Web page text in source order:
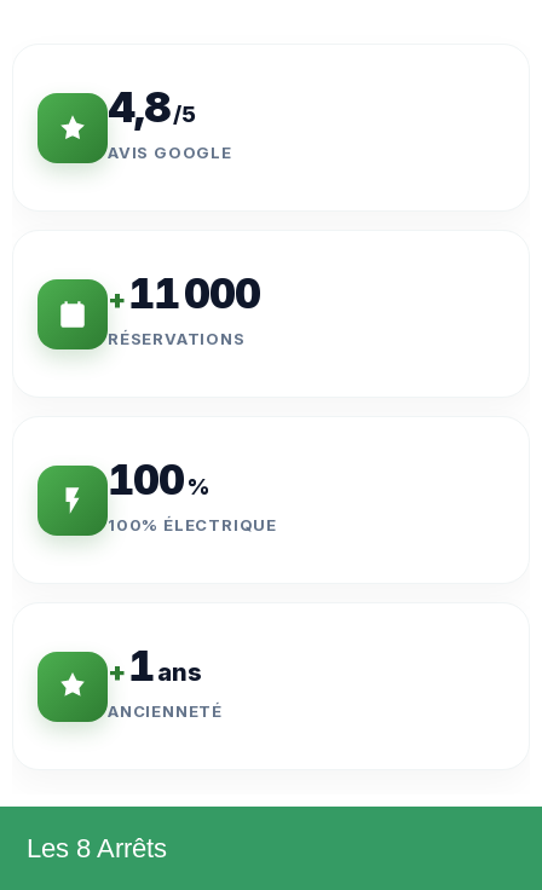
4,8/5
AVIS GOOGLE
+11 000
RÉSERVATIONS
100%
100% ÉLECTRIQUE
+1ans
ANCIENNETÉ
Les 8 Arrêts